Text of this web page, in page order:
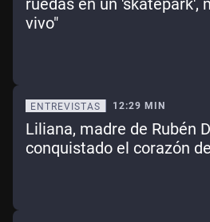
ruedas en un 'skatepark',
vivo"
ENTREVISTAS 12:29 MIN
Liliana, madre de Rubén
conquistado el corazón